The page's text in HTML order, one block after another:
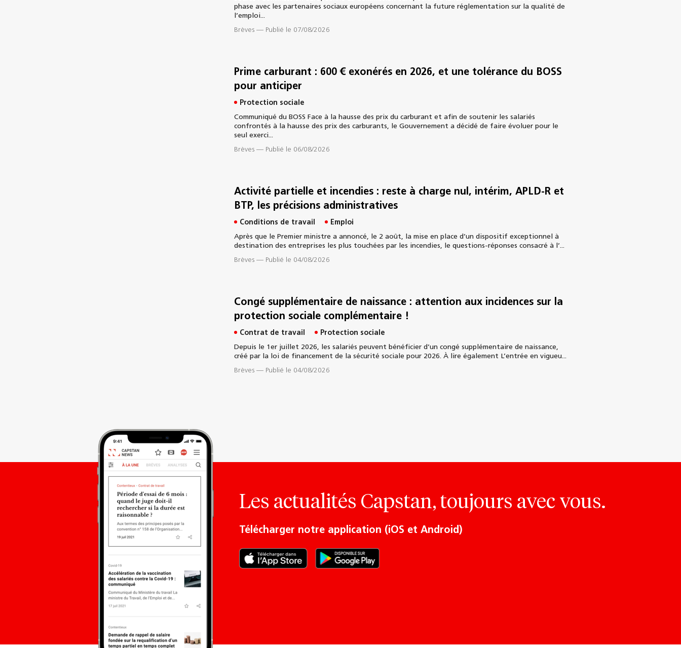
phase avec les partenaires sociaux européens concernant la future réglementation sur la qualité de
l’emploi...
Brèves — Publié le 07/08/2026
Prime carburant : 600 € exonérés en 2026, et une tolérance du BOSS
pour anticiper
Protection sociale
Communiqué du BOSS Face à la hausse des prix du carburant et afin de soutenir les salariés
confrontés à la hausse des prix des carburants, le Gouvernement a décidé de faire évoluer pour le
seul exerci...
Brèves — Publié le 06/08/2026
Activité partielle et incendies : reste à charge nul, intérim, APLD-R et
BTP, les précisions administratives
Conditions de travail
Emploi
Après que le Premier ministre a annoncé, le 2 août, la mise en place d’un dispositif exceptionnel à
destination des entreprises les plus touchées par les incendies, le questions-réponses consacré à l’...
Brèves — Publié le 04/08/2026
Congé supplémentaire de naissance : attention aux incidences sur la
protection sociale complémentaire !
Contrat de travail
Protection sociale
Depuis le 1er juillet 2026, les salariés peuvent bénéficier d’un congé supplémentaire de naissance,
créé par la loi de financement de la sécurité sociale pour 2026. À lire également L’entrée en vigueu...
Brèves — Publié le 04/08/2026
Les actualités Capstan, toujours avec vous.
Télécharger notre application (iOS et Android)